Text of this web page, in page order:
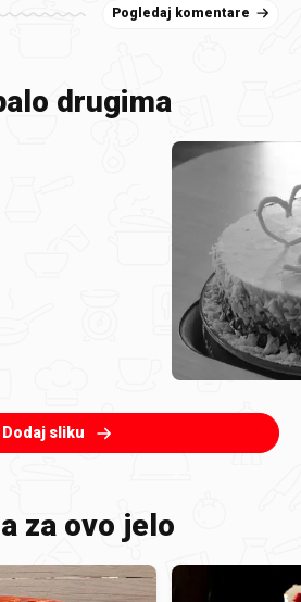
Pogledaj komentare
drugima
Dodaj sliku
za ovo jelo